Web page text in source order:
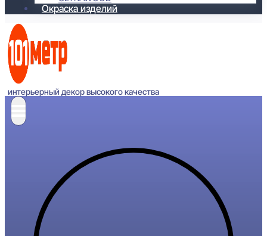
Окраска изделий
интерьерный декор высокого качества